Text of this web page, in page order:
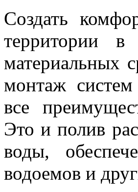
Создать
территории
материальных
монтаж систем
все
Это и полив
воды,
водоемов и